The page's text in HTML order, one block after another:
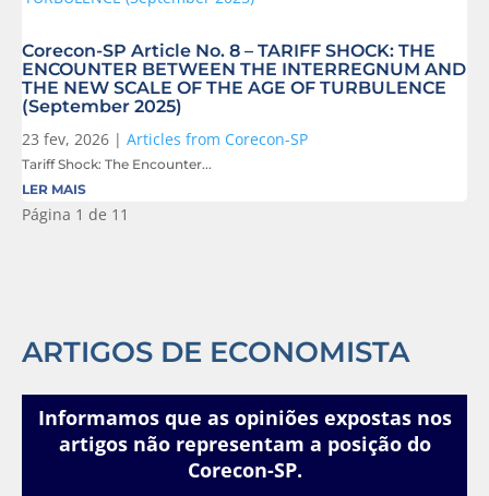
Corecon-SP Article No. 8 – TARIFF SHOCK: THE
ENCOUNTER BETWEEN THE INTERREGNUM AND
THE NEW SCALE OF THE AGE OF TURBULENCE
(September 2025)
23 fev, 2026 | Articles from Corecon-SP
Tariff Shock: The Encounter...
LER MAIS
Página 1 de 1 1
ARTIGOS DE ECONOMISTA
Informamos que as opiniões expostas nos
artigos não representam a posição do
Corecon-SP.